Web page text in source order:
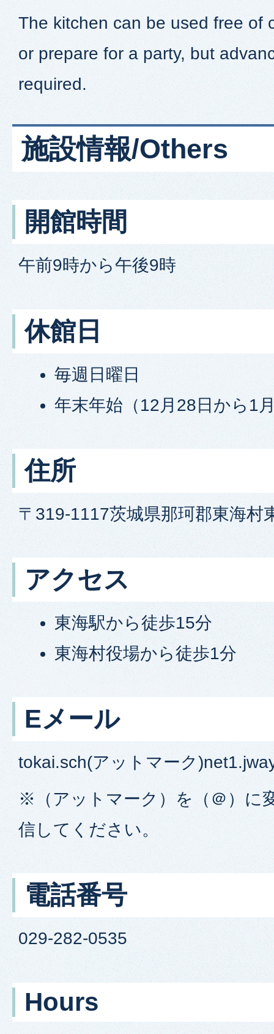
The kitchen can be used free of
or prepare for a party, but
required.
施設情報/Others
開館時間
午前9時から午後9時
休館日
毎週日曜日
年末年始（12月28日から1
住所
〒319-1117茨城県那珂郡東海村
アクセス
東海駅から徒歩15分
東海村役場から徒歩1分
Eメール
tokai.sch(アットマーク
※（アットマーク）を（＠）に
信してください。
電話番号
029-282-0535
Hours